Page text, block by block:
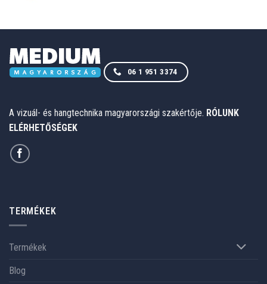
438.000 Ft
06 1 951 3374
A vizuál- és hangtechnika magyarországi szakértője. RÓLUNK
ELÉRHETŐSÉGEK
TERMÉKEK
Termékek
Blog